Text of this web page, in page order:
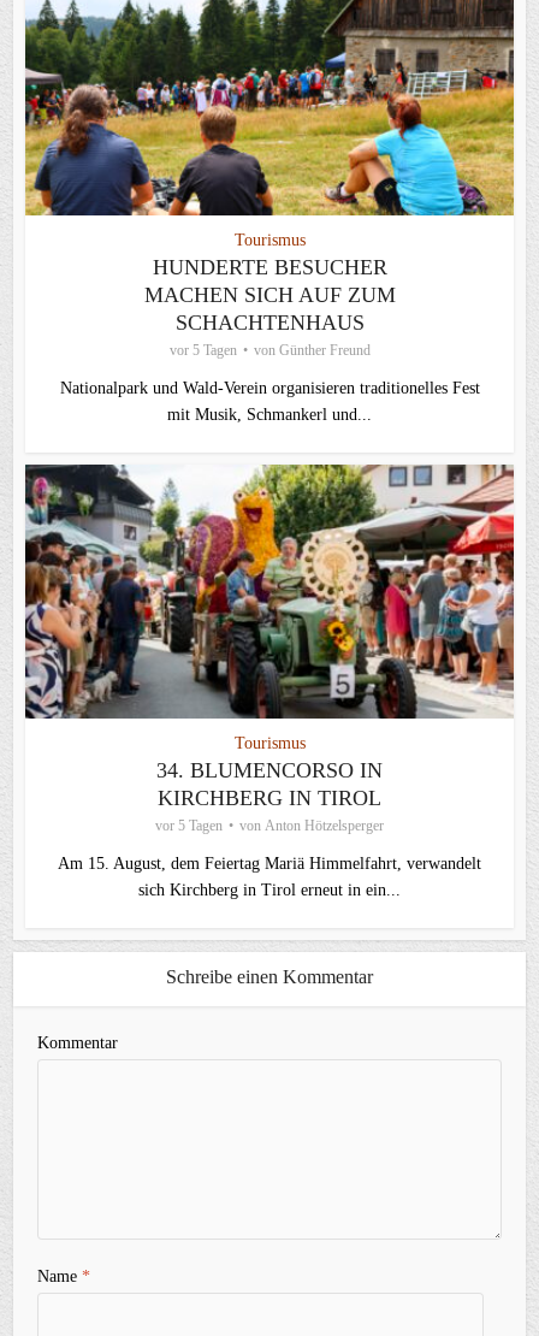
Tourismus
HUNDERTE BESUCHER
MACHEN SICH AUF ZUM
SCHACHTENHAUS
vor 5 Tagen von Günther Freund
Nationalpark und Wald-Verein organisieren traditionelles Fest
mit Musik, Schmankerl und...
Tourismus
34. BLUMENCORSO IN
KIRCHBERG IN TIROL
vor 5 Tagen von Anton Hötzelsperger
Am 15. August, dem Feiertag Mariä Himmelfahrt, verwandelt
sich Kirchberg in Tirol erneut in ein...
Schreibe einen Kommentar
Kommentar
Name*